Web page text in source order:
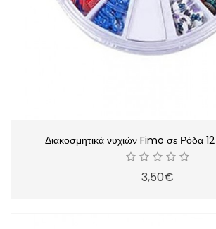
Διακοσμητικά νυχιών Fimo σε Ρόδα
3,50€